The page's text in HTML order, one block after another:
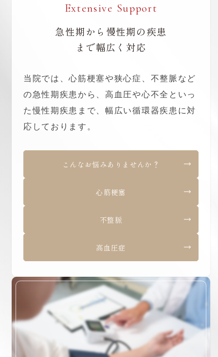
Extensive Support
急性期から慢性期の疾患
まで幅広く対応
当院では、心筋梗塞や狭心症、不整脈など
の急性期疾患から、高血圧や心不全といっ
た慢性期疾患まで、幅広い循環器疾患に対
応しております。
こんなお悩みありませんか？
心筋梗塞
不整脈
高血圧症